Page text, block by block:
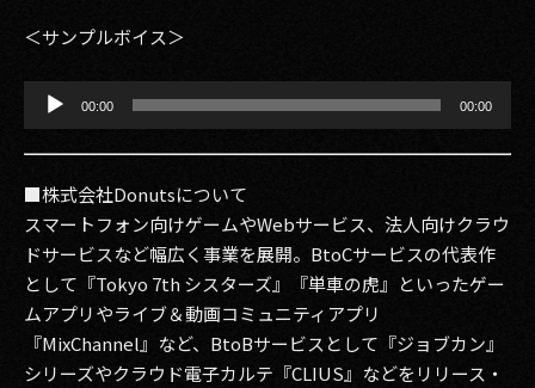
＜サンプルボイス＞
レ
ー
ヤ
ー
00:00 00:00
■株式会社Donutsについて
スマートフォン向けゲームやWebサービス、法人向けクラウ
ドサービスなど幅広く事業を展開。BtoCサービスの代表作
として『Tokyo 7th シスターズ』『単車の虎』といったゲー
ムアプリやライブ＆動画コミュニティアプリ
『MixChannel』など、BtoBサービスとして『ジョブカン』
シリーズやクラウド電子カルテ『CLIUS』などをリリース・